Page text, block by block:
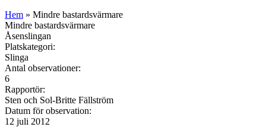
Hem » Mindre bastardsvärmare
Mindre bastardsvärmare
Åsenslingan
Platskategori:
Slinga
Antal observationer:
6
Rapportör:
Sten och Sol-Britte Fällström
Datum för observation:
12 juli 2012